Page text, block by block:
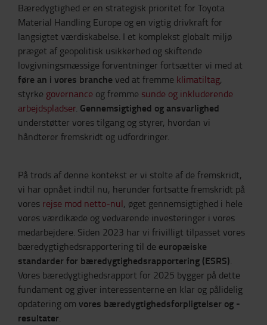
Bæredygtighed er en strategisk prioritet for Toyota
Material Handling Europe og en vigtig drivkraft for
langsigtet værdiskabelse. I et komplekst globalt miljø
præget af geopolitisk usikkerhed og skiftende
lovgivningsmæssige forventninger fortsætter vi med at
føre an i vores brancheved at fremme klimatiltag,
styrke governance og fremme sunde og inkluderende
arbejdspladser. Gennemsigtighed og ansvarlighed
understøtter vores tilgang og styrer, hvordan vi
håndterer fremskridt og udfordringer.
På trods af denne kontekst er vi stolte af de fremskridt,
vi har opnået indtil nu, herunder fortsatte fremskridt på
vores rejse mod netto-nul, øget gennemsigtighed i hele
vores værdikæde og vedvarende investeringer i vores
medarbejdere. Siden 2023 har vi frivilligt tilpasset vores
bæredygtighedsrapportering til de europæiske
standarder for bæredygtighedsrapportering (ESRS).
Vores bæredygtighedsrapport for 2025 bygger på dette
fundament og giver interessenterne en klar og pålidelig
opdatering om vores bæredygtighedsforpligtelser og -
resultater.